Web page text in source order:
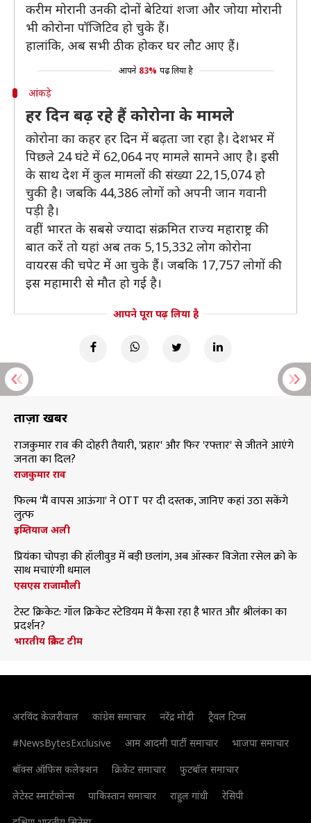
करीम मोरानी उनकी दोनों बेटियां शजा और जोया मोरानी
भी कोरोना पॉजिटिव हो चुके हैं।
हालांकि, अब सभी ठीक होकर घर लौट आए हैं।
आपने 83% पढ़ लिया है
आंकड़े
हर दिन बढ़ रहे हैं कोरोना के मामले
कोरोना का कहर हर दिन में बढ़ता जा रहा है। देशभर में
पिछले 24 घंटे में 62,064 नए मामले सामने आए है। इसी
के साथ देश में कुल मामलों की संख्या 22,15,074 हो
चुकी है। जबकि 44,386 लोगों को अपनी जान गवानी
पड़ी है।
वहीं भारत के सबसे ज्यादा संक्रमित राज्य महाराष्ट्र की
बात करें तो यहां अब तक 5,15,332 लोग कोरोना
वायरस की चपेट में आ चुके हैं। जबकि 17,757 लोगों की
इस महामारी से मौत हो गई है।
आपने पूरा पढ़ लिया है
ताज़ा खबरें
राजकुमार राव की दोहरी तैयारी, 'प्रहार' और फिर 'रफ्तार' से जीतने आएंगे
जनता का दिल?
राजकुमार राव
फिल्म 'मैं वापस आऊंगा' ने OTT पर दी दस्तक, जानिए कहां उठा सकेंगे
लुत्फ
इम्तियाज अली
प्रियंका चोपड़ा की हॉलीवुड में बड़ी छलांग, अब ऑस्कर विजेता रसेल क्रो के
साथ मचाएंगी धमाल
एसएस राजामौली
टेस्ट क्रिकेट: गॉल क्रिकेट स्टेडियम में कैसा रहा है भारत और श्रीलंका का
प्रदर्शन?
भारतीय क्रिकेट टीम
अरविंद केजरीवाल कांग्रेस समाचार नरेंद्र मोदी
ट्रैवल टिप्स
#NewsBytesExclusive
आम आदमी पार्टी समाचार
भाजपा समाचार
बॉक्स ऑफिस कलेक्शन
क्रिकेट समाचार
फुटबॉल समाचार
लेटेस्ट स्मार्टफोन्स
पाकिस्तान समाचार राहुल गांधी
रेसिपी